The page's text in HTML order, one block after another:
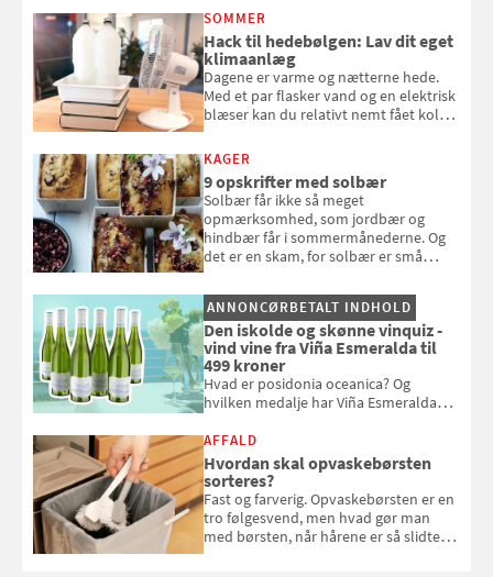
at bede naboen om at vande eller
komme hjem til døde planter
SOMMER
Hack til hedebølgen: Lav dit eget
klimaanlæg
Dagene er varme og nætterne hede.
Med et par flasker vand og en elektrisk
blæser kan du relativt nemt fået koldt
og se, hvordan du gør
KAGER
9 opskrifter med solbær
Solbær får ikke så meget
opmærksomhed, som jordbær og
hindbær får i sommermånederne. Og
det er en skam, for solbær er små
syre og dybde til dine desserter.
Samvirke har samlet 9 gode opskrifter
med det oversete sommerbær
ANNONCØRBETALT INDHOLD
Den iskolde og skønne vinquiz -
vind vine fra Viña Esmeralda til
499 kroner
Hvad er posidonia oceanica? Og
hvilken medalje har Viña Esmeralda
med i Samvirkes skønne vinquiz, hvor
du kan vinde 6 flasker vin fra Viña
Esmeralda. Konkurrencen slutter 1.
september 2026.
AFFALD
Hvordan skal opvaskebørsten
sorteres?
Fast og farverig. Opvaskebørsten er en
tro følgesvend, men hvad gør man
med børsten, når hårene er så slidte,